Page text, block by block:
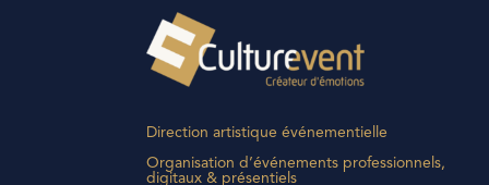
Direction artistique événementielle
Organisation d’événements professionnels,
digitaux & présentiels